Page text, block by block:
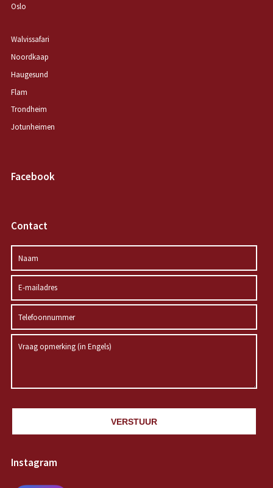
Oslo
Walvissafari
Noordkaap
Haugesund
Flam
Trondheim
Jotunheimen
Facebook
Contact
VERSTUUR
Instagram